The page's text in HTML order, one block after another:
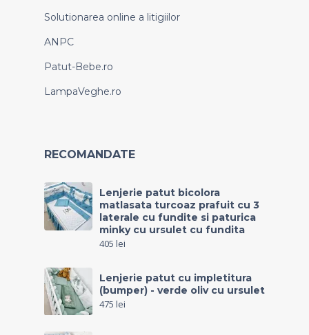
Solutionarea online a litigiilor
ANPC
Patut-Bebe.ro
LampaVeghe.ro
RECOMANDATE
Lenjerie patut bicolora
matlasata turcoaz prafuit cu 3
laterale cu fundite si paturica
minky cu ursulet cu fundita
405 lei
Lenjerie patut cu impletitura
(bumper) - verde oliv cu ursulet
475 lei